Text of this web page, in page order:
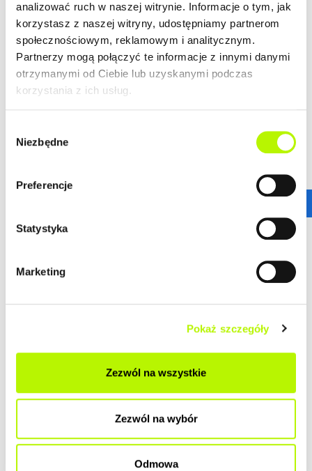
analizować ruch w naszej witrynie. Informacje o tym, jak
korzystasz z naszej witryny, udostępniamy partnerom
społecznościowym, reklamowym i analitycznym.
Partnerzy mogą połączyć te informacje z innymi danymi
otrzymanymi od Ciebie lub uzyskanymi podczas
korzystania z ich usług.
zgody
Niezbędne
Preferencje
Statystyka
Marketing
Pokaż szczegóły
Zezwól na wszystkie
Zezwól na wybór
Odmowa
LOKALIZACJA
Bella Dolina to nasze drugie, realizowane kompleksowo,
a zarazem całkowicie od podstaw osiedle w Rzeszowie.
Wyznacza ono nowe standardy w kreowaniu przestrzeni
gwarantuje wprost niesamowitą dostępność
komunikacyjną.
ZALETY LOKALIZACJI